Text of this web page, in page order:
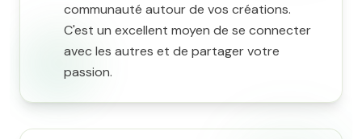
communauté autour de vos créations.
C'est un excellent moyen de se connecter
avec les autres et de partager votre
passion.